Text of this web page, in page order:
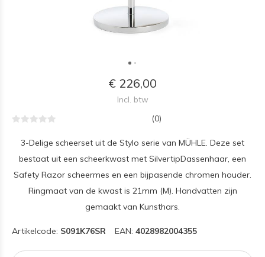
€ 226,00
Incl. btw
(0)
3-Delige scheerset uit de Stylo serie van MÜHLE. Deze set
bestaat uit een scheerkwast met SilvertipDassenhaar, een
Safety Razor scheermes en een bijpasende chromen houder.
Ringmaat van de kwast is 21mm (M). Handvatten zijn
gemaakt van Kunsthars.
Artikelcode: S091K76SR EAN: 4028982004355